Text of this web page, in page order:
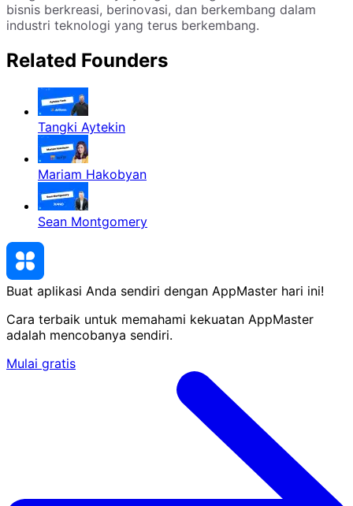
bisnis berkreasi, berinovasi, dan berkembang dalam
industri teknologi yang terus berkembang.
Related Founders
Tangki Aytekin
Mariam Hakobyan
Sean Montgomery
Buat aplikasi Anda sendiri dengan AppMaster hari ini!
Cara terbaik untuk memahami kekuatan AppMaster
adalah mencobanya sendiri.
Mulai gratis